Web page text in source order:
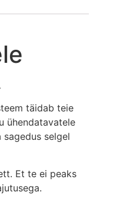
täidab teie
ühendatavatele
selgel
Et te ei peaks